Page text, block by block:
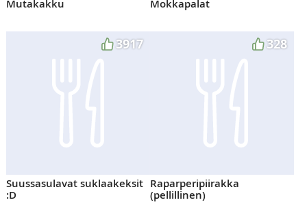
Mutakakku Mokkapalat
3917
Suussasulavat suklaakeksit
:D
328
Raparperipiirakka
(pellillinen)